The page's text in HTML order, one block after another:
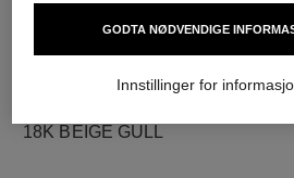
18K BEIGE GULL
GODTA NØDVENDIGE
Innstillinger for